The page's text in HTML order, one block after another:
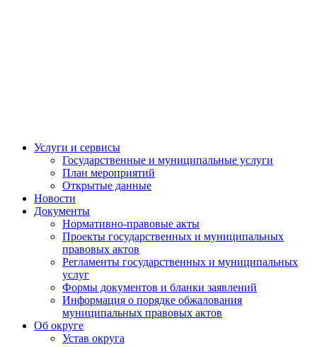
Услуги и сервисы
Государственные и муниципальные услуги
План мероприятий
Открытые данные
Новости
Документы
Нормативно-правовые акты
Проекты государственных и муниципальных
правовых актов
Регламенты государственных и муниципальных
услуг
Формы документов и бланки заявлений
Информация о порядке обжалования
муниципальных правовых актов
Об округе
Устав округа